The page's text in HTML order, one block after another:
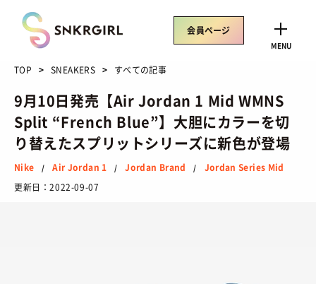
content
CLOSE
トレンドワード
サイズ感 骨格タイプ別 トレンド
Air Rift
コラボ
サンダル
会員ページ
MENU
TOP SNEAKERS すべての記事
9月10日発売【Air Jordan 1 Mid WMNS
Split “French Blue”】大胆にカラーを切
り替えたスプリットシリーズに新色が登場
Nike /Air Jordan 1 /Jordan Brand / Jordan Series Mid
更新日：2022-09-07